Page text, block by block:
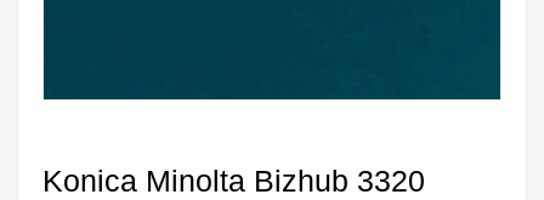
Konica Minolta Bizhub 3320